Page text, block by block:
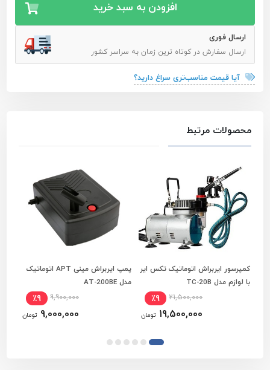
افزودن به سبد خرید
ارسال فوری
ارسال سفارش در کوتاه ترین زمان به سراسر کشور
آیا قیمت مناسب‌تری سراغ دارید؟
محصولات مرتبط
افزودن به سبد خرید
کمپرسور ایربراش اتوماتیک تکس ایر
با لوازم مدل TC-20B
21,500,000 ٪9
19,500,000 تومان
افزودن به سبد خرید
پمپ ایربراش مینی APT اتوماتیک
مدل AT-200BE
9,900,000 ٪9
9,000,000 تومان